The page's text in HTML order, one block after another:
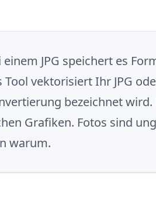
JPG speichert es
vektorisiert Ihr JPG
bezeichnet
Grafiken. Fotos sind
warum.